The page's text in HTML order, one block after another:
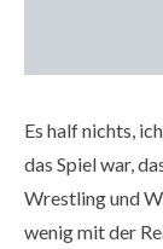
Es half nichts,
das Spiel war,
Wrestling und
wenig mit der